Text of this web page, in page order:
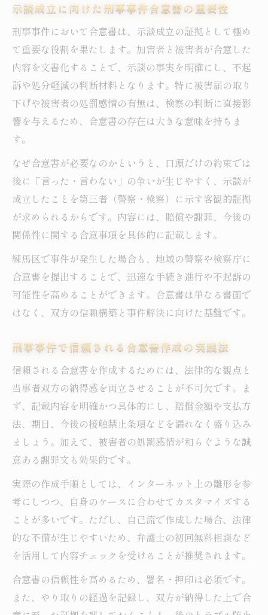
合意書作成時に押さえたい刑事事件対応の
流れ
刑事事件で示談交渉を有利にする合意書例
経済的負担を考慮した合意書作成のポイン
ト
無料相談で得られる合意書作成の最新情報
刑事事件で無料相談を利用する合意書作成
術
合意書作成に強い無料法律相談の選び方
刑事事件で経済的に困った時の合意書対策
相談先別に見る刑事事件合意書作成サポー
ト
練馬区で使える刑事事件無料相談の活用法
合意書作成で不起訴に近づくための重要チェッ
ク項目
め
合意書作成前に確認したい刑事事件の注意
点
刑事事件で不起訴に近づける合意書の特徴
経済的負担を減らす合意書作成チェックリ
スト
無料相談で得られる合意書作成の最新情報
示談成立に向けた刑事事件合意書の重要性
刑事事件において合意書は、示談成立の証拠として極め
て重要な役割を果たします。加害者と被害者が合意した
内容を文書化することで、示談の事実を明確にし、不起
訴や処分軽減の判断材料となります。特に被害届の取り
下げや被害者の処罰感情の有無は、検察の判断に直接影
響を与えるため、合意書の存在は大きな意味を持ちま
す。
なぜ合意書が必要なのかというと、口頭だけの約束では
後に「言った・言わない」の争いが生じやすく、示談が
成立したことを第三者（警察・検察）に示す客観的証拠
が求められるからです。内容には、賠償や謝罪、今後の
関係性に関する合意事項を具体的に記載します。
練馬区で事件が発生した場合も、地域の警察や検察庁に
合意書を提出することで、迅速な手続き進行や不起訴の
可能性を高めることができます。合意書は単なる書面で
はなく、双方の信頼構築と事件解決に向けた基盤です。
刑事事件で信頼される合意書作成の実践法
信頼される合意書を作成するためには、法律的な観点と
当事者双方の納得感を両立させることが不可欠です。ま
ず、記載内容を明確かつ具体的にし、賠償金額や支払方
法、期日、今後の接触禁止条項などを漏れなく盛り込み
ましょう。加えて、被害者の処罰感情が和らぐような誠
意ある謝罪文も効果的です。
実際の作成手順としては、インターネット上の雛形を参
考にしつつ、自身のケースに合わせてカスタマイズする
ことが多いです。ただし、自己流で作成した場合、法律
的な不備が生じやすいため、弁護士の初回無料相談など
を活用して内容チェックを受けることが推奨されます。
合意書の信頼性を高めるため、署名・押印は必須です。
また、やり取りの経過を記録し、双方が納得した上で合